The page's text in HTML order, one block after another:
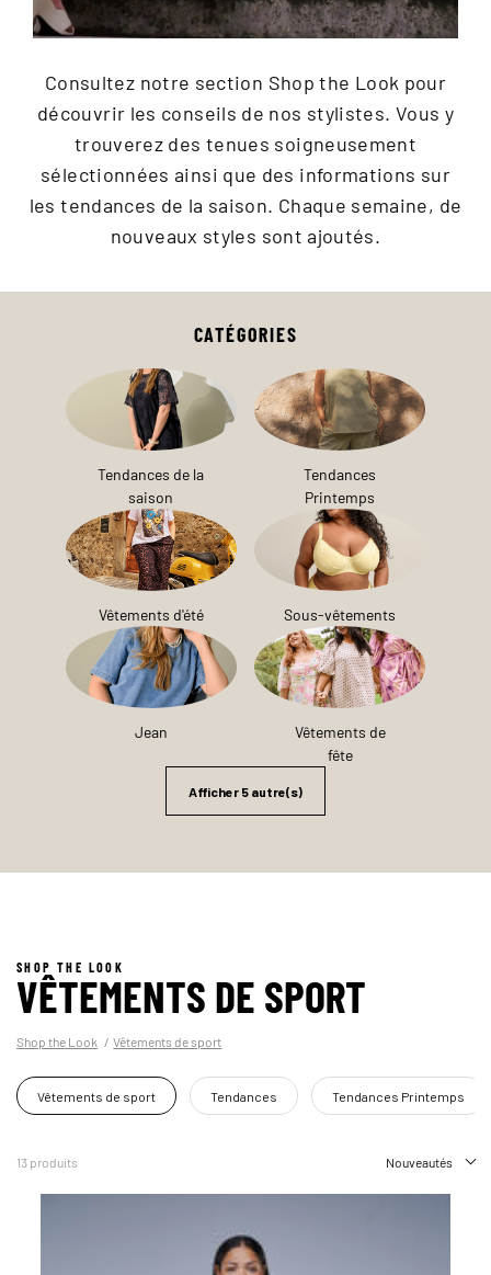
Consultez notre section Shop the Look pour
découvrir les conseils de nos stylistes. Vous y
trouverez des tenues soigneusement
sélectionnées ainsi que des informations sur
les tendances de la saison. Chaque semaine, de
nouveaux styles sont ajoutés.
CATÉGORIES
Tendances de la
saison
Tendances
Printemps
Vêtements d'été Sous-vêtements
Jean
Vêtements de
fête
Afficher 5 autre(s)
SHOP THE LOOK
VÊTEMENTS DE SPORT
Shop the Look Vêtements de sport
Tendances Tendances Printemps
Vêtements de sport
13 produits Nouveautés